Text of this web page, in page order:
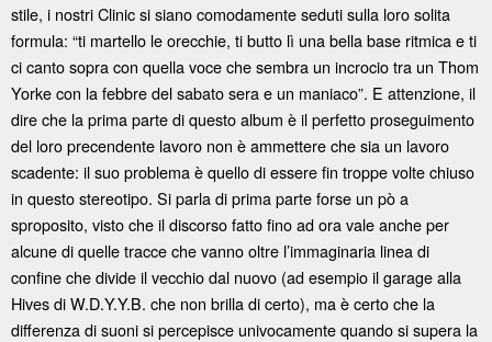
stile, i nostri Clinic si siano comodamente seduti sulla loro solita
formula: “ti martello le orecchie, ti butto lì una bella base ritmica e ti
ci canto sopra con quella voce che sembra un incrocio tra un Thom
Yorke con la febbre del sabato sera e un maniaco”. E attenzione, il
dire che la prima parte di questo album è il perfetto proseguimento
del loro precendente lavoro non è ammettere che sia un lavoro
scadente: il suo problema è quello di essere fin troppe volte chiuso
in questo stereotipo. Si parla di prima parte forse un pò a
sproposito, visto che il discorso fatto fino ad ora vale anche per
alcune di quelle tracce che vanno oltre l’immaginaria linea di
confine che divide il vecchio dal nuovo (ad esempio il garage alla
Hives di W.D.Y.Y.B. che non brilla di certo), ma è certo che la
differenza di suoni si percepisce univocamente quando si supera la